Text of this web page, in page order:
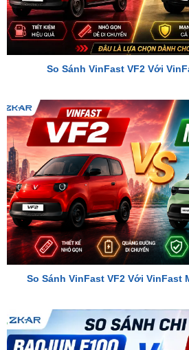
So Sánh VinFast VF2 Với
So Sánh VinFast VF2 Với VinFast